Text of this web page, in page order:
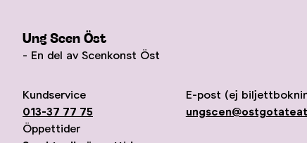
Ung Scen Öst
- En del av Scenkonst Öst
Kundservice
013-37 77 75
E-post (ej
Öppettider